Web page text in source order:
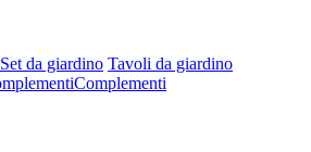
Set da giardino Tavoli da giardino
Complementi